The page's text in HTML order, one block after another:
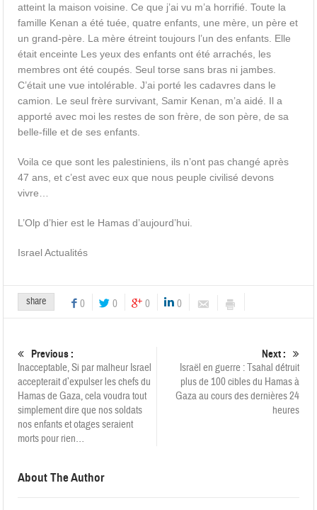
atteint la maison voisine. Ce que j’ai vu m’a horrifié. Toute la
famille Kenan a été tuée, quatre enfants, une mère, un père et
un grand-père. La mère étreint toujours l’un des enfants. Elle
était enceinte Les yeux des enfants ont été arrachés, les
membres ont été coupés. Seul torse sans bras ni jambes.
C’était une vue intolérable. J’ai porté les cadavres dans le
camion. Le seul frère survivant, Samir Kenan, m’a aidé. Il a
apporté avec moi les restes de son frère, de son père, de sa
belle-fille et de ses enfants.
Voila ce que sont les palestiniens, ils n’ont pas changé après
47 ans, et c’est avec eux que nous peuple civilisé devons
vivre…
L’Olp d’hier est le Hamas d’aujourd’hui.
Israel Actualités
share 0 0 0 0
Previous :
Inacceptable, Si par malheur Israel
accepterait d’expulser les chefs du
Hamas de Gaza, cela voudra tout
simplement dire que nos soldats
nos enfants et otages seraient
morts pour rien…
Next :
Israël en guerre : Tsahal détruit
plus de 100 cibles du Hamas à
Gaza au cours des dernières 24
heures
About The Author